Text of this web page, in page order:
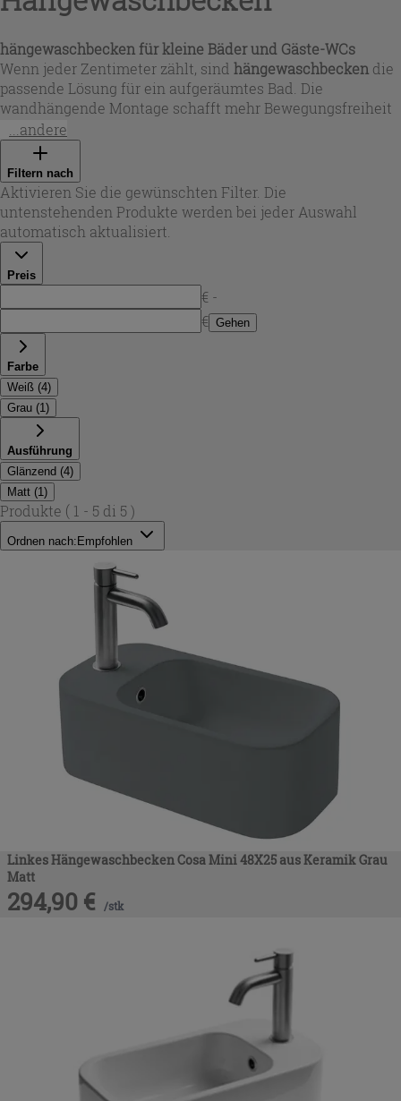
hängewaschbecken für kleine Bäder und Gäste-WCs
Wenn jeder Zentimeter zählt, sind hängewaschbecken die
passende Lösung für ein aufgeräumtes Bad. Die
wandhängende Montage schafft mehr Bewegungsfreiheit
und erleichtert die Reinigung des Bodens – ideal für
kompakte Badezimmer und Gäste-WCs. In dieser Auswahl
finden Sie überwiegend rechteckige, platzsparende
Formate wie 48x25 cm sowie eine praktische Eckvariante,
die ungenutzte Bereiche optimal ausnutzt. Iperceramica
bietet damit eine durchdachte Kombination aus Funktion
und moderner Linienführung.
...andere
Filtern nach
Aktivieren Sie die gewünschten Filter. Die
untenstehenden Produkte werden bei jeder Auswahl
automatisch aktualisiert.
Preis
€ -
€ Gehen
Farbe
Weiß (4)
Grau (1 )
Ausführung
Glänzend (4)
Matt (1 )
Produkte ( 1 - 5 di 5 )
Ordnen nach: Empfohlen
Linkes Hängewaschbecken Cosa Mini 48X25 aus Keramik Grau
Matt
294,90 € /stk